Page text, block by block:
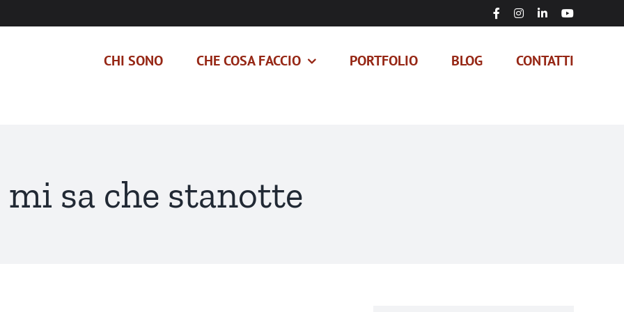
FacebookInstagram
LinkedInYouTube
CHI SONO CHE COSA FACCIO PORTFOLIO BLOG CONTATTI
mi sa che stanotte